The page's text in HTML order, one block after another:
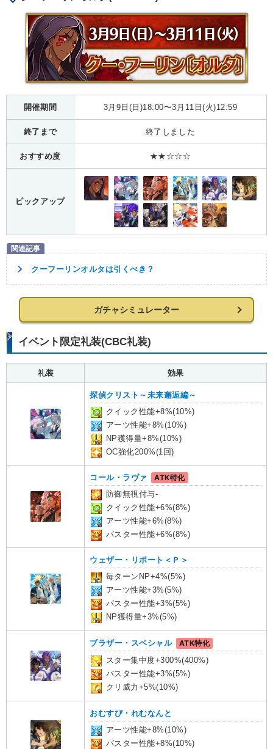
開催期間 3月9日(日)18:00〜3月11日(火)12:59
終了まで 終了しました
おすすめ度 ★★☆☆☆
ピックアップ
クーフーリンオルタは引くべき？
ガチャシミュレーター
イベント限定礼装(CBC礼装)
礼装 効果
探偵クリスト～未来邂逅編～
クイック性能+8%(10%)
アーツ性能+8%(10%)
NP獲得量+8%(10%)
OC強化200%(1回)
コール・ラヴァ
ATK特化
防御無視付与-
クイック性能+6%(8%)
アーツ性能+6%(8%)
バスター性能+6%(8%)
ウェザー・リポート＜Ｐ＞
毎ターンNP+4%(5%)
アーツ性能+3%(5%)
バスター性能+3%(5%)
NP獲得量+3%(5%)
ブラザー・スペシャル
ATK特化
スター集中度+300%(400%)
バスター性能+3%(5%)
クリ威力+5%(10%)
おむすび・れむなんと
アーツ性能+8%(10%)
バスター性能+8%(10%)